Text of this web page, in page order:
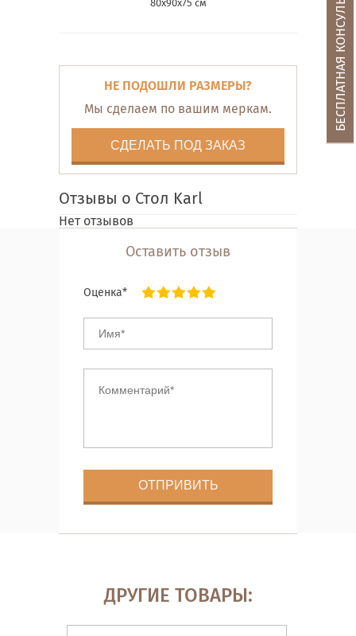
80х90х75 см
НЕ ПОДОШЛИ РАЗМЕРЫ?
Мы сделаем по вашим меркам.
СДЕЛАТЬ ПОД ЗАКАЗ
Отзывы о Стол Karl
Нет отзывов
Оставить отзыв
Оценка*
ДРУГИЕ ТОВАРЫ:
БЕСПЛАТНАЯ КОНСУЛЬТАЦИЯ